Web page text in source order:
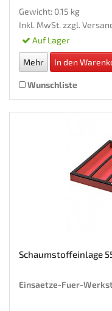
Gewicht: 0.15 kg
Inkl. MwSt. zzgl.
Auf Lager
Mehr In den
Wunschliste
Schaumstoffeinlage
Einsaetze-Fuer-